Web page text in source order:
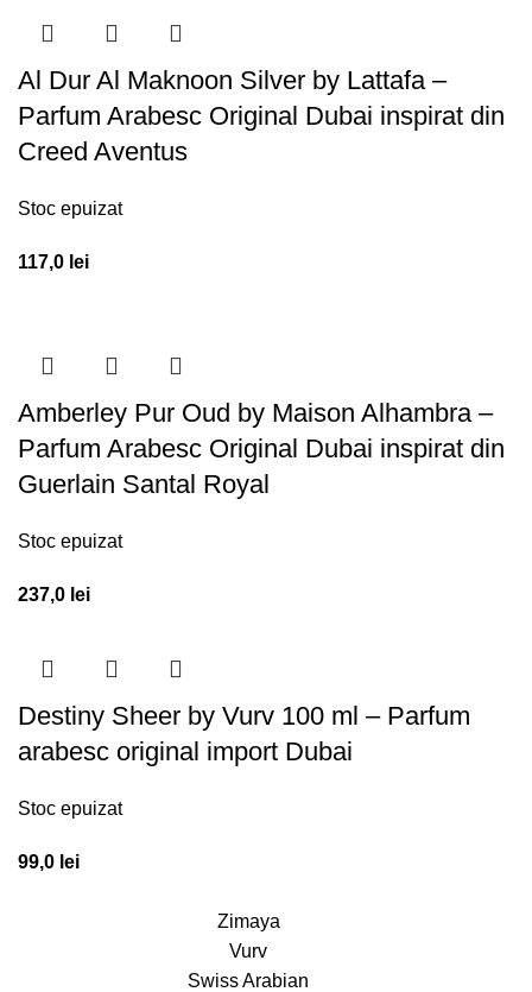
Al Dur Al Maknoon Silver by Lattafa –
Parfum Arabesc Original Dubai inspirat din
Creed Aventus
Stoc epuizat
117,0 lei
Amberley Pur Oud by Maison Alhambra –
Parfum Arabesc Original Dubai inspirat din
Guerlain Santal Royal
Stoc epuizat
237,0 lei
Destiny Sheer by Vurv 100 ml – Parfum
arabesc original import Dubai
Stoc epuizat
99,0 lei
Zimaya
Vurv
Swiss Arabian